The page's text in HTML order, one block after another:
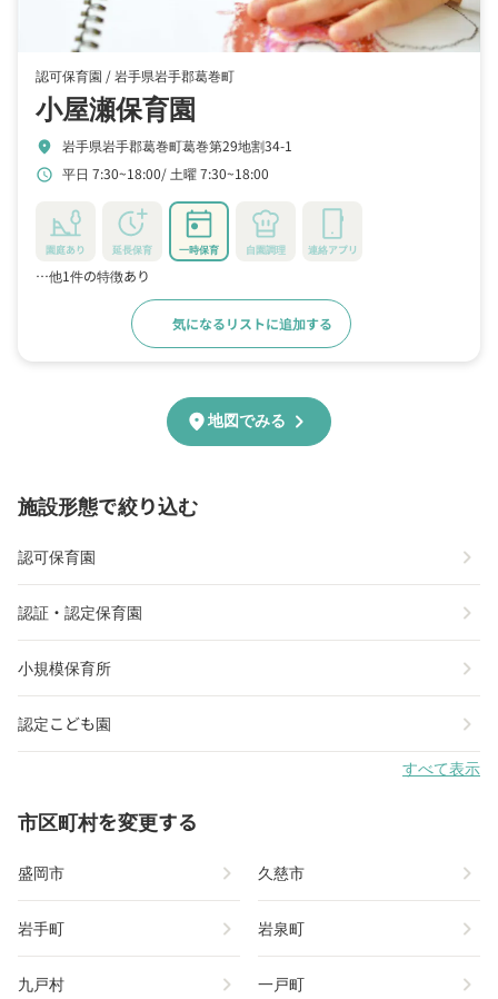
認可保育園 /岩手県岩手郡葛巻町
小屋瀬保育園
location_on 岩手県岩手郡葛巻町葛巻第29地割34-1
schedule 平日 7:30~18:00 土曜 7:30~18:00
園庭あり 延長保育 一時保育 自園調理 連絡アプリ
…他1件の特徴あり
気になるリストに追加する
location_on地図でみる chevron_right
施設形態で絞り込む
認可保育園 chevron_right
認証・認定保育園 chevron_right
小規模保育所 chevron_right
認定こども園 chevron_right
すべて表示
市区町村を変更する
盛岡市 chevron_right 久慈市 chevron_right
岩手町 chevron_right 岩泉町 chevron_right
九戸村 chevron_right 一戸町 chevron_right